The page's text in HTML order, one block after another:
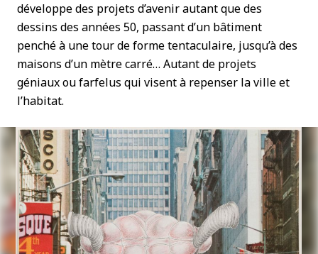
développe des projets d’avenir autant que des
dessins des années 50, passant d’un bâtiment
penché à une tour de forme tentaculaire, jusqu’à des
maisons d’un mètre carré… Autant de projets
géniaux ou farfelus qui visent à repenser la ville et
l’habitat.